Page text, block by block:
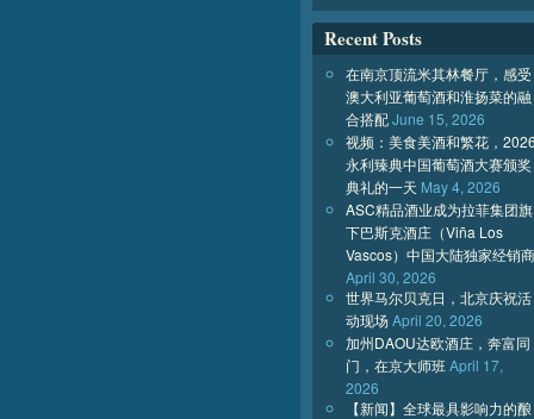
Recent Posts
在南京顶流米其林餐厅，感受
澳大利亚葡萄酒和淮扬菜的融
合搭配June 15, 2026
视频：美食美酒和繁花，
永利臻典中国葡萄酒大赛颁奖
典礼的一天 May 4, 2026
ASC精品酒业成为拉菲集团旗
下巴斯克酒庄（Viña Los
Vascos）中国大陆独家经销商
April 30, 2026
世界马尔贝克日，北京庆祝活
动现场April 20, 2026
加州DAOU达欧酒庄，奔富同
门，在京大师班 April 17,
2026
【新闻】全球最具影响力的酿